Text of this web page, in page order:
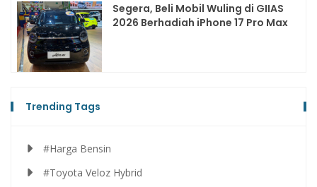
Segera, Beli Mobil Wuling di GIIAS
2026 Berhadiah iPhone 17 Pro Max
Trending Tags
#Harga Bensin
#Toyota Veloz Hybrid